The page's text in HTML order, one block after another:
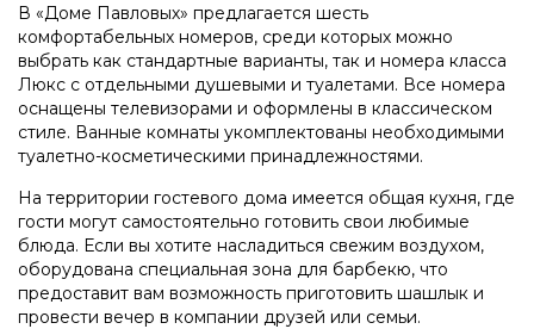
В «Доме Павловых» предлагается шесть
комфортабельных номеров, среди которых можно
выбрать как стандартные варианты, так и номера класса
Люкс с отдельными душевыми и туалетами. Все номера
оснащены телевизорами и оформлены в классическом
стиле. Ванные комнаты укомплектованы необходимыми
туалетно-косметическими принадлежностями.
На территории гостевого дома имеется общая кухня, где
гости могут самостоятельно готовить свои любимые
блюда. Если вы хотите насладиться свежим воздухом,
оборудована специальная зона для барбекю, что
предоставит вам возможность приготовить шашлык и
провести вечер в компании друзей или семьи.